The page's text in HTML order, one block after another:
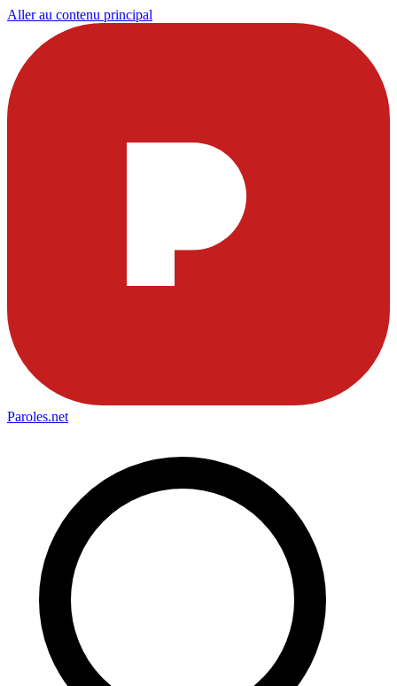
Aller au contenu principal
Paroles.net